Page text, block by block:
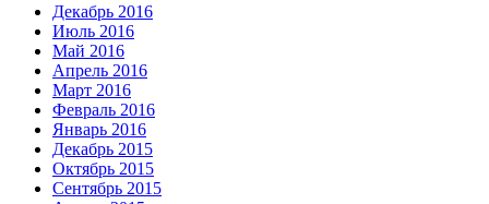
Декабрь 2016
Июль 2016
Май 2016
Апрель 2016
Март 2016
Февраль 2016
Январь 2016
Декабрь 2015
Октябрь 2015
Сентябрь 2015